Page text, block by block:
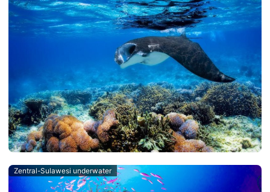
Zentral-Sulawesi underwater